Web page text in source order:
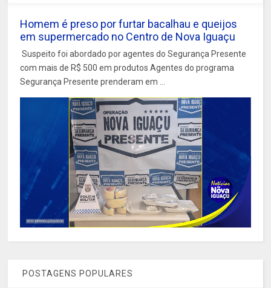
Homem é preso por furtar bacalhau e queijos
em supermercado no Centro de Nova Iguaçu
Suspeito foi abordado por agentes do Segurança Presente
com mais de R$ 500 em produtos Agentes do programa
Segurança Presente prenderam em ...
POSTAGENS POPULARES